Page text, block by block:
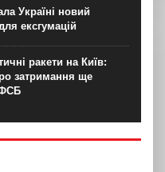
Україні новий
ексгумацій
ракети на Київ:
затримання ще
ФСБ